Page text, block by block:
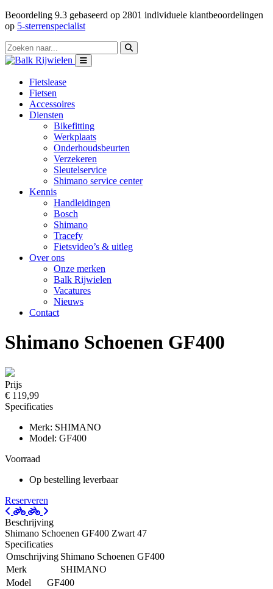
Beoordeling 9.3 gebaseerd op 2801 individuele klantbeoordelingen
op 5-sterrenspecialist
Fietslease
Fietsen
Accessoires
Diensten
Bikefitting
Werkplaats
Onderhoudsbeurten
Verzekeren
Sleutelservice
Shimano service center
Kennis
Handleidingen
Bosch
Shimano
Tracefy
Fietsvideo’s & uitleg
Over ons
Onze merken
Balk Rijwielen
Vacatures
Nieuws
Contact
Shimano Schoenen GF400
Prijs
€ 119,99
Specificaties
Merk: SHIMANO
Model: GF400
Voorraad
Op bestelling leverbaar
Reserveren
Beschrijving
Shimano Schoenen GF400 Zwart 47
Specificaties
Omschrijving Shimano Schoenen GF400
Merk
SHIMANO
Model
GF400